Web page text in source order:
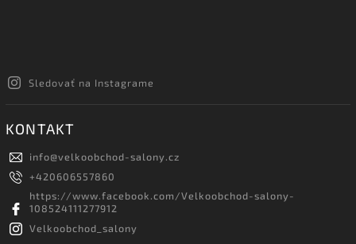
Sledovať na Instagrame
KONTAKT
info@velkoobchod-salony.cz
+420606557860
https://www.facebook.com/Velkoobchod-salony-
108524111277912
Velkoobchod_salony